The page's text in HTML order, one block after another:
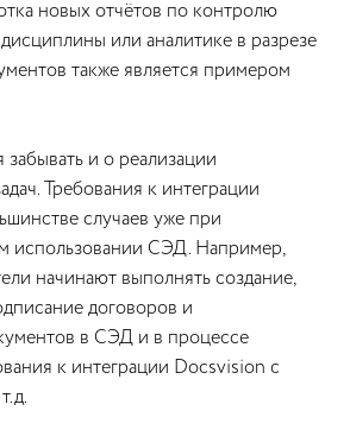
новых отчётов по контролю
или аналитике в разрезе
также является примером
забывать и о реализации
Требования к интеграции
случаев уже при
использовании СЭД. Например,
начинают выполнять создание,
договоров и
в СЭД и в процессе
к интеграции Docsvision с